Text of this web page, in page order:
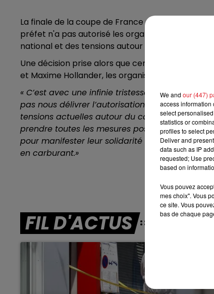
16h00 - 19h00
LE JUKEBOX RDL
La finale de la coupe de France des rallyes
préfet n'a pas autorisé les organisateurs à la
national et des tensions autour du carburant,
Une décision prise alors que certains
et Maxime Hollander, les organisateurs de la
« C’est avec une infinie tristesse que nous
pas nous délivrer l’autorisation de faire rouler
tensions actuelles autour du carburant. ...
prendre toutes les mesures possibles pour en
pour manifester leur solidarité à l’égard de
en carburant.»
FIL D'ACTUS
We and our (447)
access information
select
statistics or
profiles to select
Deliver and
data such as IP
requested; Use
based on
Vous pouvez
mes choix". Vous
ce site. Vous
bas de chaque